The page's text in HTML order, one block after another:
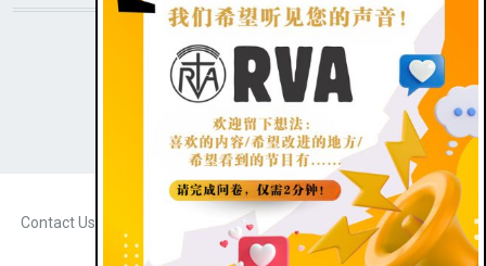
STAY CONNECTED WITH US!
Radio Veritas Asia © 2023
Contact Us
Dark theme